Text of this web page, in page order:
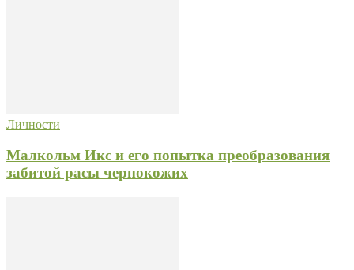
Личности
Малкольм Икс и его попытка преобразования
забитой расы чернокожих